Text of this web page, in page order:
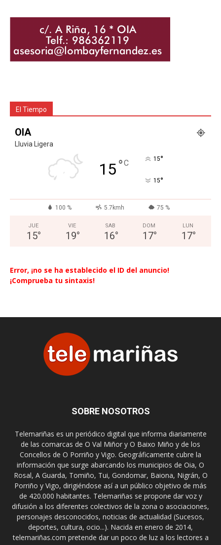
El Tiempo
OIA
Lluvia Ligera
15°C 15°
15°
100 % 5.7kmh 75 %
JUE
15°
VIE
19°
SAB
16°
DOM
17°
LUN
17°
Error, ¡no se ha establecido el ID del anuncio!
¡Comprueba tu sintaxis!
SOBRE NOSOTROS
Telemariñas es un periódico digital que informa diariamente
de las comarcas de O Val Miñor y O Baixo Miño y de los
Concellos de O Porriño y Vigo. Geográficamente cubre la
información que surge abarcando los municipios de Oia, O
Rosal, A Guarda, Tomiño, Tui, Gondomar, Baiona, Nigrán, O
Porriño y Vigo, dirigiéndose así a un público objetivo de más
de 420.000 habitantes. Telemariñas se propone dar voz y
difusión a los diferentes colectivos de la zona o asociaciones,
personajes desconocidos, noticias de actualidad (Sucesos,
deportes, cultura, ocio...). Nacida en enero de 2014,
telemariñas.com pretende dar un poco de luz a los lectores a